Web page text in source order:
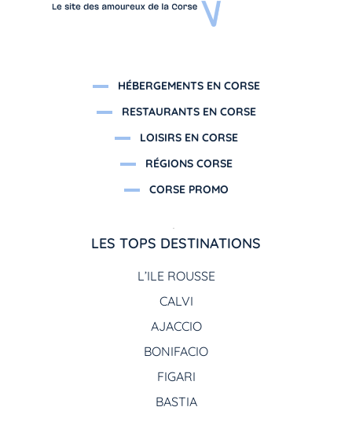
HÉBERGEMENTS EN CORSE
RESTAURANTS EN CORSE
LOISIRS EN CORSE
RÉGIONS CORSE
CORSE PROMO
LES TOPS DESTINATIONS
L’ILE ROUSSE
CALVI
AJACCIO
BONIFACIO
FIGARI
BASTIA